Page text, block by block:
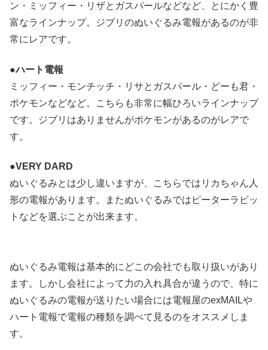
ン・ミッフィー・リザとガスパールなどなど、とにかく豊
富なラインナップ。ジブリのぬいぐるみ電報があるのが非
常にレアです。
●ハート電報
ミッフィー・モンチッチ・リサとガスパール・どーも君・
ポケモンなどなど。こちらも非常に幅ひろいラインナップ
です。ジブリはありませんがポケモンがあるのがレアで
す。
●VERY DARD
ぬいぐるみとは少し違いますが、こちらではリカちゃん人
形の電報があります。またぬいぐるみではピーターラビッ
トなどを選ぶことが出来ます。
ぬいぐるみ電報は基本的にどこの会社でも取り扱いがあり
ます。しかし会社によって力の入れ具合が違うので、特に
ぬいぐるみの電報が送りたい場合には電報屋のexMAILや
ハート電報で電報の種類を調べて見るのをオススメしま
す。